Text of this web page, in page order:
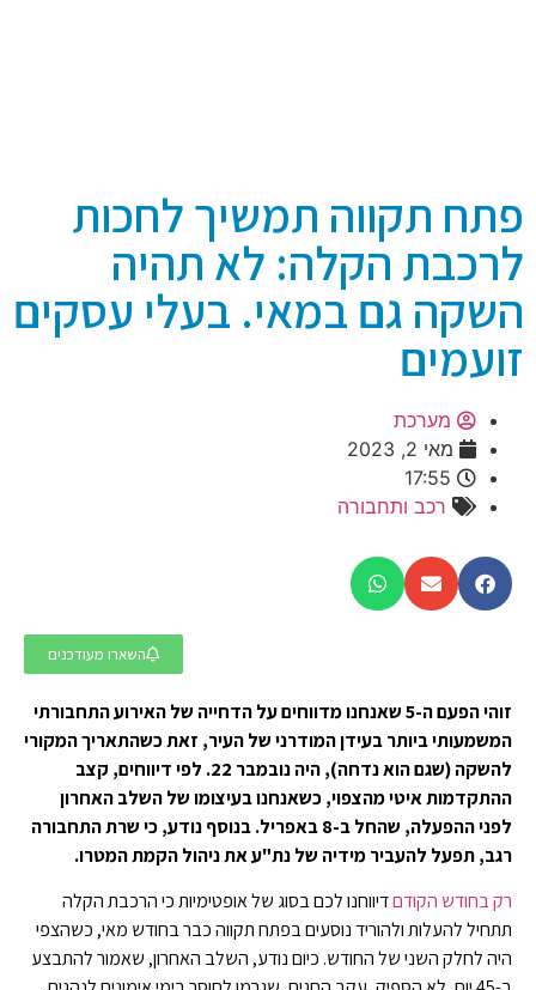
פתח תקווה תמשיך לחכות
לרכבת הקלה: לא תהיה
השקה גם במאי. בעלי עסקים
זועמים
מערכת
מאי 2, 2023
17:55
רכב ותחבורה
השארו מעודכנים
זוהי הפעם ה-5 שאנחנו מדווחים על הדחייה של האירוע התחבורתי
המשמעותי ביותר בעידן המודרני של העיר, זאת כשהתאריך המקורי
להשקה (שגם הוא נדחה), היה נובמבר 22. לפי דיווחים, קצב
ההתקדמות איטי מהצפוי, כשאנחנו בעיצומו של השלב האחרון
לפני ההפעלה, שהחל ב-8 באפריל. בנוסף נודע, כי שרת התחבורה
רגב, תפעל להעביר מידיה של נת"ע את ניהול הקמת המטרו.
רק בחודש הקודםדיווחנו לכם בסוג של אופטימיות כי הרכבת הקלה
תתחיל להעלות ולהוריד נוסעים בפתח תקווה כבר בחודש מאי, כשהצפי
היה לחלק השני של החודש. כיום נודע, השלב האחרון, שאמור להתבצע